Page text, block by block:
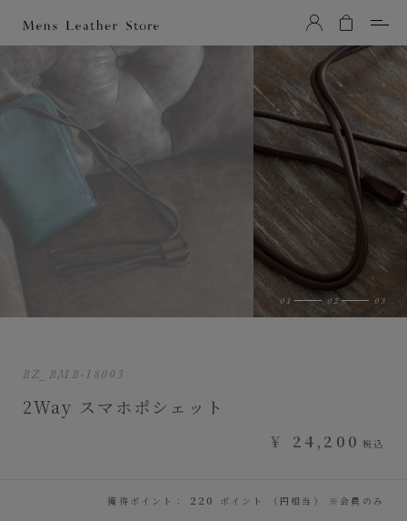
Mens Leather Store（メンズレザーストア）
BZ_BMB-18003
2Way スマホポシェット
¥ 24,200 税込
獲得ポイント： 220 ポイント （円相当） ※会員のみ